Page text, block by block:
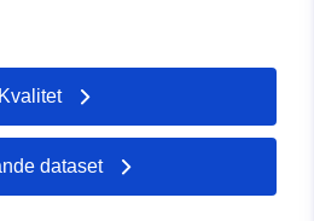
Kvalitet
dataset